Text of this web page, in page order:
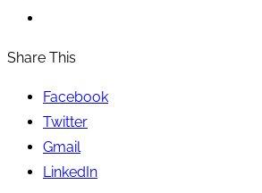
Share This
Facebook
Twitter
Gmail
LinkedIn